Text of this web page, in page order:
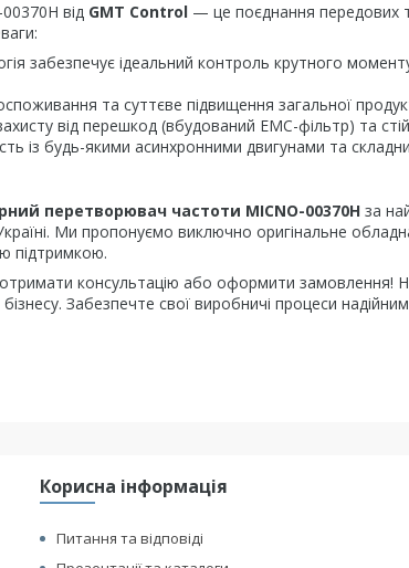
від GMT Control — це поєднання передових
забезпечує ідеальний контроль крутного
та суттєве підвищення загальної
від перешкод (вбудований ЕМС-фільтр) та
із будь-якими асинхронними двигунами та
перетворювач частоти MICNO-00370H за
Ми пропонуємо виключно оригінальне
підтримкою.
консультацію або оформити замовлення!
Забезпечте свої виробничі процеси
Корисна інформація
Питання та відповіді